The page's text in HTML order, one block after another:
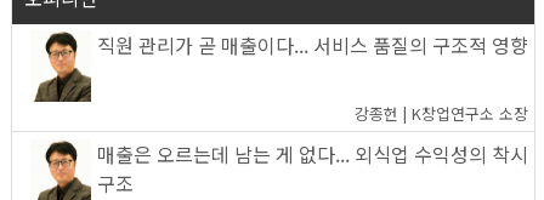
직원 관리가 곧 매출이다... 서비스 품질의 구조적 영향
강종헌 | K창업연구소 소장
매출은 오르는데 남는 게 없다... 외식업 수익성의 착시
구조